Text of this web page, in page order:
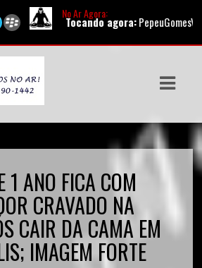
No Ar Agora:
Tocando agora:PepeuGomesVEVO -
1 ANO FICA COM
CRAVADO NA
CAIR DA CAMA EM
IMAGEM FORTE